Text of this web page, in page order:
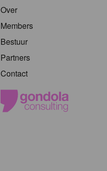
Over
Members
Bestuur
Partners
Contact